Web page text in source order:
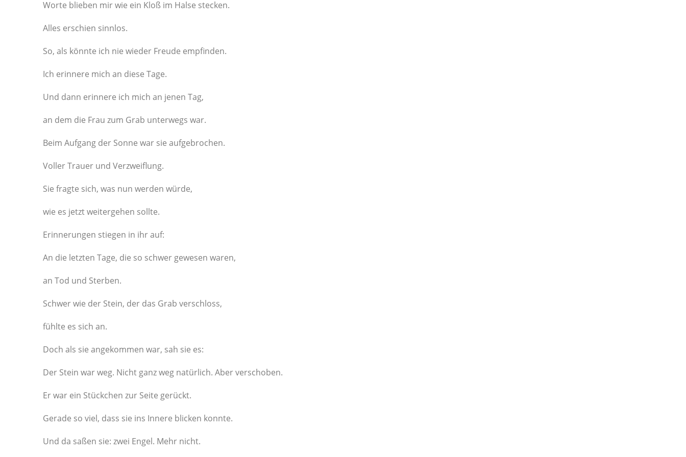
Worte blieben mir wie ein Kloß im Halse stecken.
Alles erschien sinnlos.
So, als könnte ich nie wieder Freude empfinden.
Ich erinnere mich an diese Tage.
Und dann erinnere ich mich an jenen Tag,
an dem die Frau zum Grab unterwegs war.
Beim Aufgang der Sonne war sie aufgebrochen.
Voller Trauer und Verzweiflung.
Sie fragte sich, was nun werden würde,
wie es jetzt weitergehen sollte.
Erinnerungen stiegen in ihr auf:
An die letzten Tage, die so schwer gewesen waren,
an Tod und Sterben.
Schwer wie der Stein, der das Grab verschloss,
fühlte es sich an.
Doch als sie angekommen war, sah sie es:
Der Stein war weg. Nicht ganz weg natürlich. Aber verschoben.
Er war ein Stückchen zur Seite gerückt.
Gerade so viel, dass sie ins Innere blicken konnte.
Und da saßen sie: zwei Engel. Mehr nicht.